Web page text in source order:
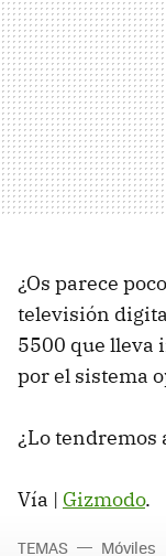
¿Os parece
televisión
5500 que lleva
por el sistema
¿Lo tendremos
Vía | Gizmodo.
TEMAS Móviles